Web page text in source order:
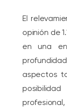
El
opinión de
en una
aspectos